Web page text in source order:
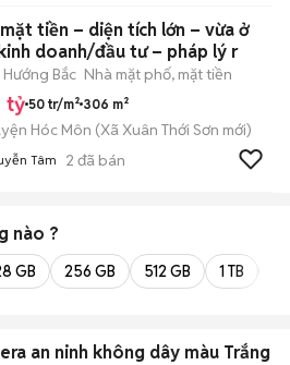
tiền – diện tích lớn – vừa ở
doanh/đầu tư – pháp lý r
Hướng Bắc Nhà mặt phố, mặt tiền
tỷ 50 tr/m² 306 m²
Hóc Môn (Xã Xuân Thới Sơn mới)
Tâm 2 đã bán
nào ?
GB 256 GB 512 GB 1 TB
an ninh không dây màu Trắng